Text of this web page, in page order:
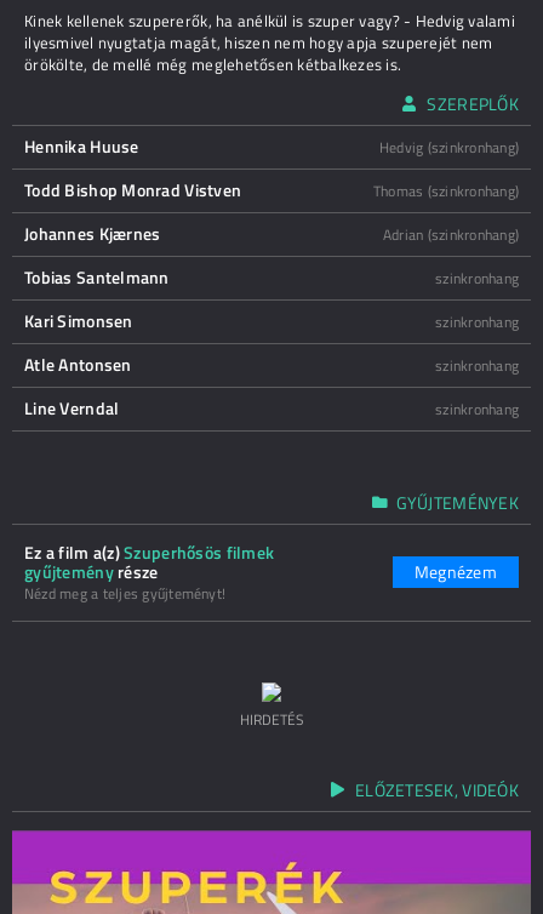
Kinek kellenek szupererők, ha anélkül is szuper vagy? - Hedvig valami
ilyesmivel nyugtatja magát, hiszen nem hogy apja szuperejét nem
örökölte, de mellé még meglehetősen kétbalkezes is.
SZEREPLŐK
Hennika Huuse
Hedvig (szinkronhang)
Todd Bishop Monrad Vistven Thomas (szinkronhang)
Johannes Kjærnes Adrian (szinkronhang)
Tobias Santelmann szinkronhang
Kari Simonsen szinkronhang
Atle Antonsen szinkronhang
Line Verndal szinkronhang
GYŰJTEMÉNYEK
Ez a film a(z)Szuperhősös filmek
gyűjteményrésze
Nézd meg a teljes gyűjteményt!
Megnézem
HIRDETÉS
ELŐZETESEK, VIDEÓK